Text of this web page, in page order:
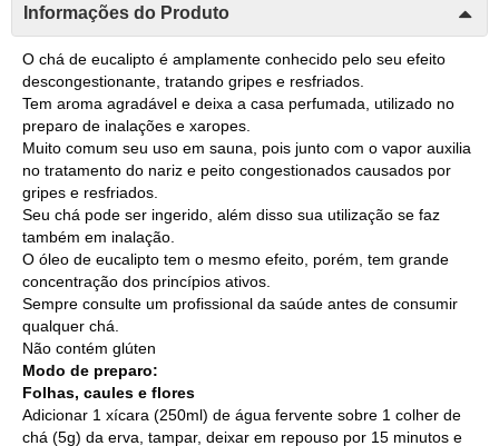
Informações do Produto
O chá de eucalipto é amplamente conhecido pelo seu efeito
descongestionante, tratando gripes e resfriados.
Tem aroma agradável e deixa a casa perfumada, utilizado no
preparo de inalações e xaropes.
Muito comum seu uso em sauna, pois junto com o vapor auxilia
no tratamento do nariz e peito congestionados causados por
gripes e resfriados.
Seu chá pode ser ingerido, além disso sua utilização se faz
também em inalação.
O óleo de eucalipto tem o mesmo efeito, porém, tem grande
concentração dos princípios ativos.
Sempre consulte um profissional da saúde antes de consumir
qualquer chá.
Não contém glúten
Modo de preparo:
Folhas, caules e flores
Adicionar 1 xícara (250ml) de água fervente sobre 1 colher de
chá (5g) da erva, tampar, deixar em repouso por 15 minutos e